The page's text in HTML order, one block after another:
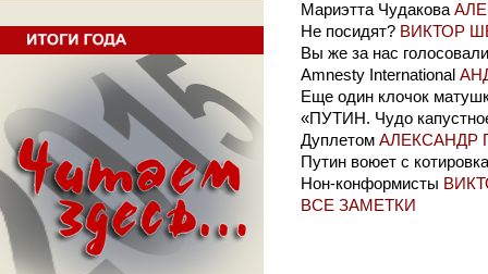
Мариэтта Чудакова
Не посидят? ВИКТОР
Вы же за нас голосовали
Amnesty International
Еще один клочок
«ПУТИН. Чудо
Дуплетом АЛЕКСАНДР
Путин воюет с
Нон-конформисты
ВСЕ ЗАМЕТКИ